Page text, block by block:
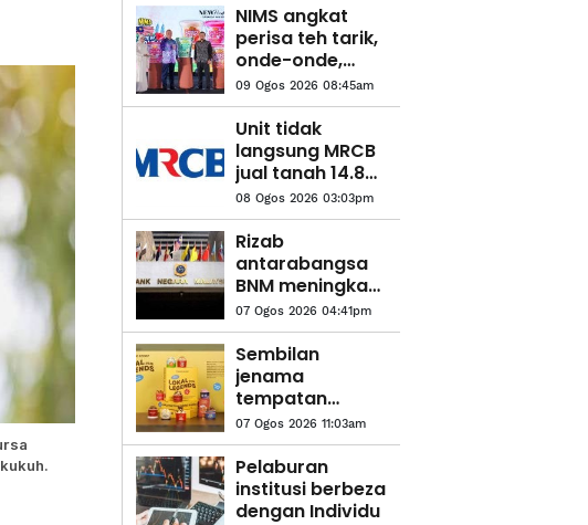
NIMS angkat
perisa teh tarik,
onde-onde,
sirap bandung
ke pasaran
dunia
09 Ogos 2026 08:45am
Unit tidak
langsung MRCB
jual tanah 14.83
hektar di
Cyberjaya pada
RM419.05 juta
08 Ogos 2026 03:03pm
Rizab
antarabangsa
BNM meningkat
kepada AS$132.1
bilion
07 Ogos 2026 04:41pm
Sembilan
jenama
tempatan
diolah jadi
perisa aiskrim
edisi terhad
Inside Scoop
07 Ogos 2026 11:03am
Pelaburan
institusi berbeza
dengan Individu